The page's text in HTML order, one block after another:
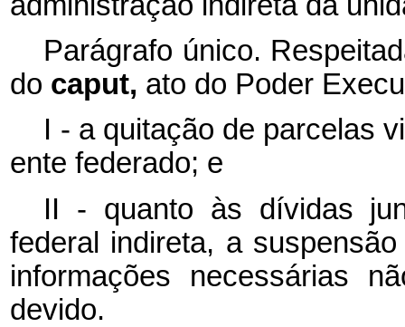
Parágrafo único.
do caput, ato do Poder
I - a quitação de parcelas
ente federado; e
II - quanto às dívidas
federal indireta, a
informações necessárias
devido.